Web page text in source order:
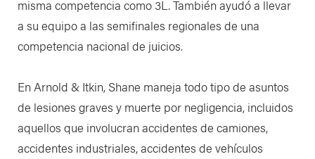
misma competencia como 3L. También ayudó a llevar
a su equipo a las semifinales regionales de una
competencia nacional de juicios.
En Arnold & Itkin, Shane maneja todo tipo de asuntos
de lesiones graves y muerte por negligencia, incluidos
aquellos que involucran accidentes de camiones,
accidentes industriales, accidentes de vehículos